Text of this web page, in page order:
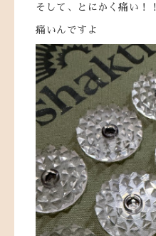
そして、とにかく痛い！！
痛いんですよ